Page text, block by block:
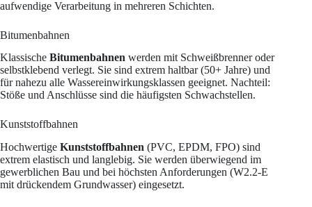
aufwendige Verarbeitung in mehreren Schichten.
Bitumenbahnen
Klassische Bitumenbahnen werden mit Schweißbrenner oder
selbstklebend verlegt. Sie sind extrem haltbar (50+ Jahre) und
für nahezu alle Wassereinwirkungsklassen geeignet. Nachteil:
Stöße und Anschlüsse sind die häufigsten Schwachstellen.
Kunststoffbahnen
Hochwertige Kunststoffbahnen (PVC, EPDM, FPO) sind
extrem elastisch und langlebig. Sie werden überwiegend im
gewerblichen Bau und bei höchsten Anforderungen (W2.2-E
mit drückendem Grundwasser) eingesetzt.